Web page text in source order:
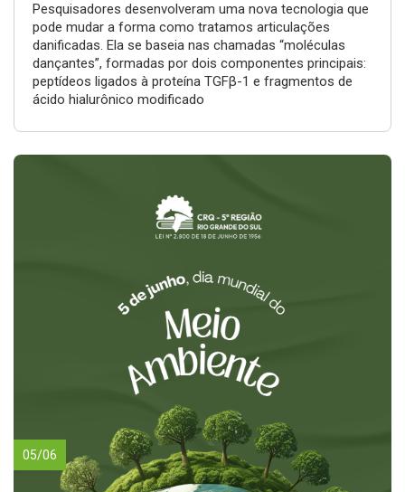
Pesquisadores desenvolveram uma nova tecnologia que
pode mudar a forma como tratamos articulações
danificadas. Ela se baseia nas chamadas “moléculas
dançantes”, formadas por dois componentes principais:
peptídeos ligados à proteína TGFβ-1 e fragmentos de
ácido hialurônico modificado
05/06